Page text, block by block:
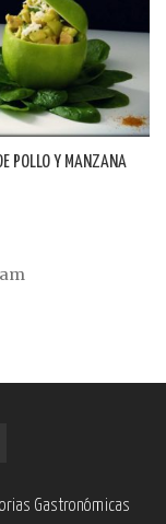
POLLO Y MANZANA
Gastronómicas